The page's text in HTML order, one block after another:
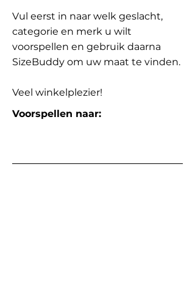
Vul eerst in naar welk geslacht,
categorie en merk u wilt
voorspellen en gebruik daarna
SizeBuddy om uw maat te vinden.
Veel winkelplezier!
Voorspellen naar: